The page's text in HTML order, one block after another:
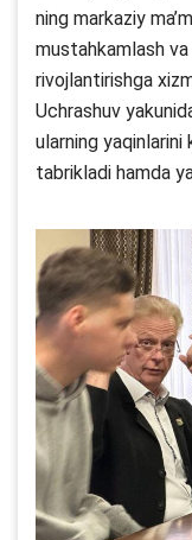
ning markaziy
mustahkamlash
rivojlantirishga
Uchrashuv
ularning
tabrikladi hamda